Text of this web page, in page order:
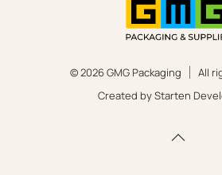
© 2026 GMG Packaging
All
Created by Starten